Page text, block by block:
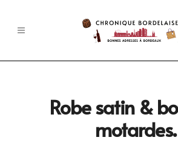
Robe satin &
motardes.